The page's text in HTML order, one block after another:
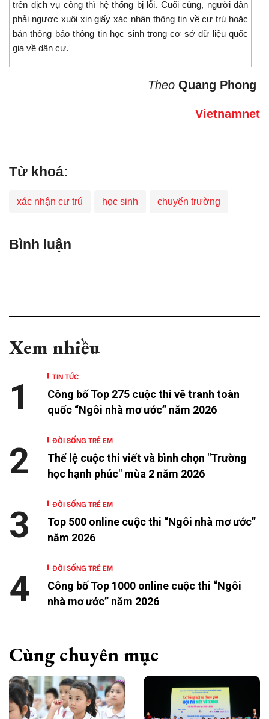
trên dịch vụ công thì hệ thống bị lỗi. Cuối cùng, người dân
phải ngược xuôi xin giấy xác nhận thông tin về cư trú hoặc
bản thông báo thông tin học sinh trong cơ sở dữ liệu quốc
gia về dân cư.
Theo Quang Phong
Vietnamnet
Từ khoá:
xác nhận cư trú học sinh chuyển trường
Bình luận
Xem nhiều
TIN TỨC
Công bố Top 275 cuộc thi vẽ tranh toàn
quốc “Ngôi nhà mơ ước” năm 2026
1
ĐỜI SỐNG TRẺ EM
Thể lệ cuộc thi viết và bình chọn "Trường
học hạnh phúc" mùa 2 năm 2026
2
ĐỜI SỐNG TRẺ EM
Top 500 online cuộc thi “Ngôi nhà mơ ước”
năm 2026
3
ĐỜI SỐNG TRẺ EM
Công bố Top 1000 online cuộc thi “Ngôi
nhà mơ ước” năm 2026
4
Cùng chuyên mục